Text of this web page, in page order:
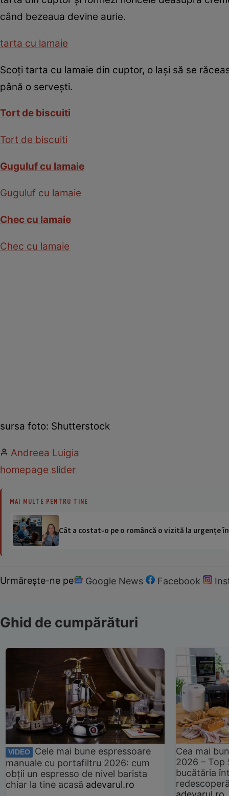
când bezeaua devine aurie.
tarta cu lamaie
Scoţi tarta cu lamaie din cuptor, o laşi să se
până o serveşti.
Tort de biscuiti
Tort de biscuiti
Guguluf cu lamaie
Guguluf cu lamaie
Chec cu lamaie
Chec cu lamaie
sursa foto: Shutterstock
Andreea Luigia
homepage slider
MAI MULTE PENTRU TINE
Cât a costat-o pe o româncă o vizită la urgențe
Urmărește-ne pe Google News Facebook
Ghid de cumpărături
VIDEO
Cele mai bune espressoare
manuale cu portafiltru 2026: cum
obții un espresso de nivel barista
chiar la tine acasă adevarul.ro
Cea mai
2026 –
bucătăria